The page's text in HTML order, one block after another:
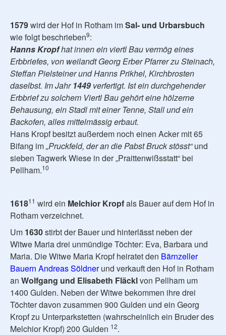
1579wird der Hof in Rotham imSal- und Urbarsbuch
wie folgt beschrieben9:
Hanns Kropfhat innen ein viertl Bau vermög eines
Erbbriefes, von weilandt Georg Erber Pfarrer zu Steinach,
Steffan Pielsteiner und Hanns Prikhel, Kirchbrosten
daselbst. Im Jahr 1449 verfertigt. Ist ein durchgehender
Erbbrief zu solchem Viertl Bau gehört eine hölzerne
Behausung, ein Stadl mit einer Tenne, Stall und ein
Backofen, alles mittelmässig erbaut.
Hans Kropf besitzt außerdem noch einen Acker mit 65
Bifang im„Pruckfeld, der an die Pabst Bruck stösst“und
sieben Tagwerk Wiese in der „Praittenwißsstatt“ bei
Pellham.10
161811 wird ein Melchior Kropfals Bauer auf dem Hof in
Rotham verzeichnet.
Um 1630stirbt der Bauer und hinterlässt neben der
Witwe Maria drei unmündige Töchter: Eva, Barbara und
Maria. Die Witwe Maria Kropf heiratet den Bärnzeller
Bauern Andreas Söldnerund verkauft den Hof in Rotham
an Wolfgang und Elisabeth Fläcklvon Pellham um
1400 Gulden. Neben der Witwe bekommen ihre drei
Töchter davon zusammen 900 Gulden und ein Georg
Kropf zu Unterparkstetten (wahrscheinlich ein Bruder des
Melchior Kropf) 200 Gulden 12.